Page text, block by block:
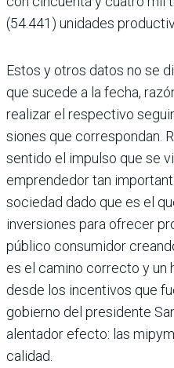
(54.441) unidades
Estos y otros datos no se
que sucede a la fecha,
realizar el respectivo
siones que correspondan.
sentido el impulso que se
emprende­dor tan
sociedad dado que es el
inversiones para ofrecer
público consumidor
es el camino correcto y
desde los incentivos que
gobierno del presi­dente
alentador efecto: las
calidad.